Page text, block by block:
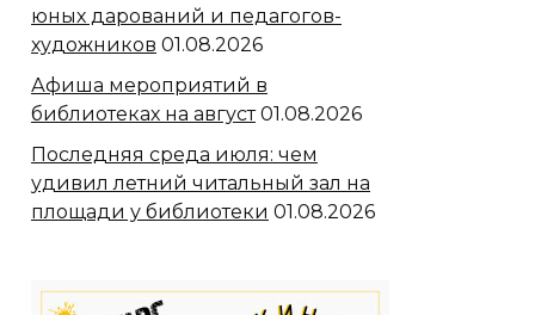
юных дарований и педагогов-
художников 01.08.2026
Афиша мероприятий в
библиотеках на август 01.08.2026
Последняя среда июля: чем
удивил летний читальный зал на
площади у библиотеки 01.08.2026